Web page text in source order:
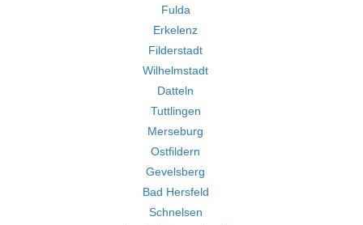
Fulda
Erkelenz
Filderstadt
Wilhelmstadt
Datteln
Tuttlingen
Merseburg
Ostfildern
Gevelsberg
Bad Hersfeld
Schnelsen